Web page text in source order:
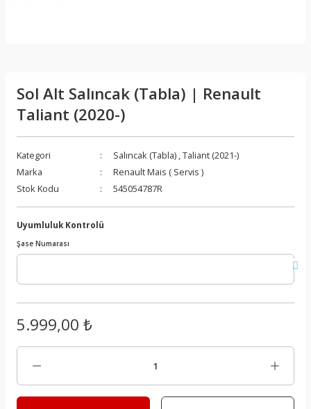
Sol Alt Salıncak (Tabla) | Renault
Taliant (2020-)
Kategori Salıncak (Tabla) ,Taliant (2021-)
Marka
Renault Mais ( Servis )
Stok Kodu
545054787R
Uyumluluk Kontrolü
Şase Numarası
5.999,00 ₺